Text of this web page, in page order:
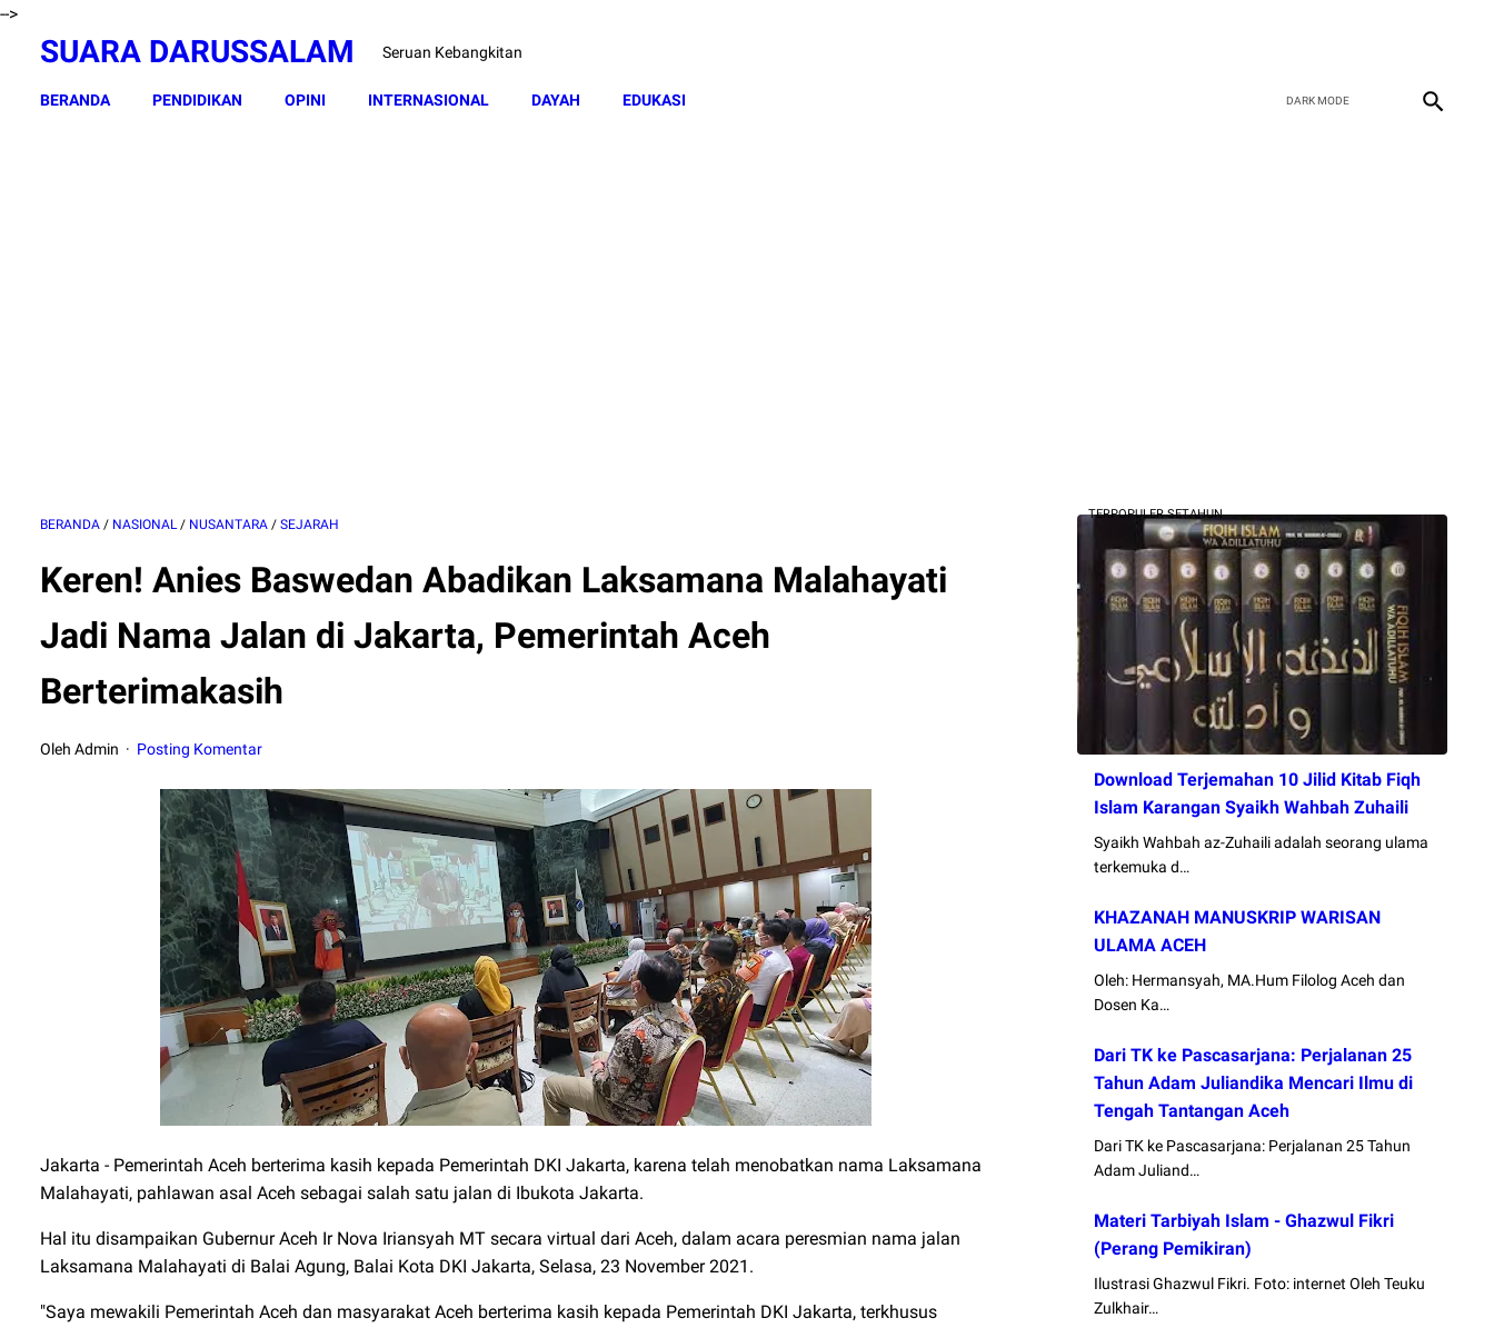
-->
SUARA DARUSSALAM Seruan Kebangkitan
BERANDA PENDIDIKAN OPINI INTERNASIONAL DAYAH EDUKASI
BERANDA / NASIONAL / NUSANTARA / SEJARAH
Keren! Anies Baswedan Abadikan Laksamana Malahayati
Jadi Nama Jalan di Jakarta, Pemerintah Aceh
Berterimakasih
Oleh Admin Posting Komentar
Jakarta - Pemerintah Aceh berterima kasih kepada Pemerintah DKI Jakarta, karena telah menobatkan nama Laksamana
Malahayati, pahlawan asal Aceh sebagai salah satu jalan di Ibukota Jakarta.
Hal itu disampaikan Gubernur Aceh Ir Nova Iriansyah MT secara virtual dari Aceh, dalam acara peresmian nama jalan
Laksamana Malahayati di Balai Agung, Balai Kota DKI Jakarta, Selasa, 23 November 2021.
"Saya mewakili Pemerintah Aceh dan masyarakat Aceh berterima kasih kepada Pemerintah DKI Jakarta, terkhusus
TERPOPULER SETAHUN
Download Terjemahan 10 Jilid Kitab Fiqh
Islam Karangan Syaikh Wahbah Zuhaili
Syaikh Wahbah az-Zuhaili adalah seorang ulama
terkemuka d…
KHAZANAH MANUSKRIP WARISAN
ULAMA ACEH
Oleh: Hermansyah, MA.Hum Filolog Aceh dan
Dosen Ka…
Dari TK ke Pascasarjana: Perjalanan 25
Tahun Adam Juliandika Mencari Ilmu di
Tengah Tantangan Aceh
Dari TK ke Pascasarjana: Perjalanan 25 Tahun
Adam Juliand…
Materi Tarbiyah Islam - Ghazwul Fikri
(Perang Pemikiran)
Ilustrasi Ghazwul Fikri. Foto: internet Oleh Teuku
Zulkhair…